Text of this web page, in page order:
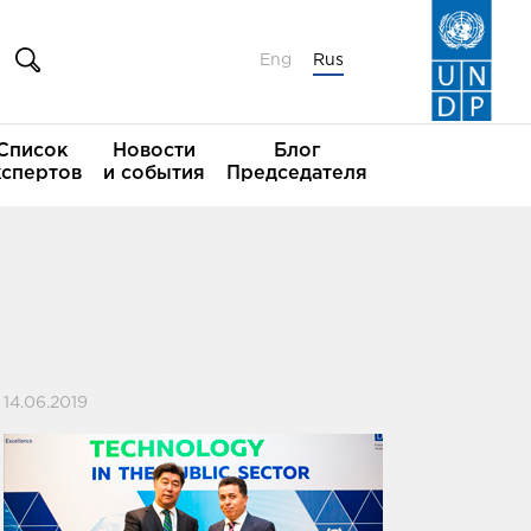
Eng Rus
Новости
и события
Блог
Председателя
14.06.2019